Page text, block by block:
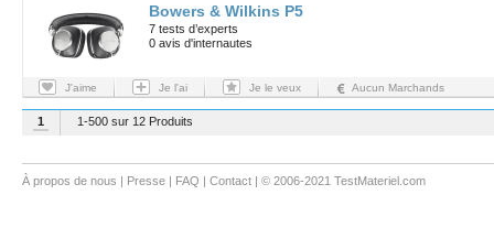
Bowers & Wilkins P5
7 tests d’experts
0 avis d'internautes
J'aime Je l'ai Je le veux Aucun Marchands
1 1-500 sur 12 Produits
À propos de nous | Presse | FAQ | Contact | © 2006-2021 TestMateriel.com